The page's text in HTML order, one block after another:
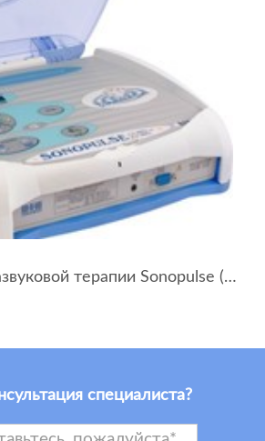
Аппарат ультразвуковой терапии Sonopulse (мультичастотный 1 и 3 Мгц)
специалиста?